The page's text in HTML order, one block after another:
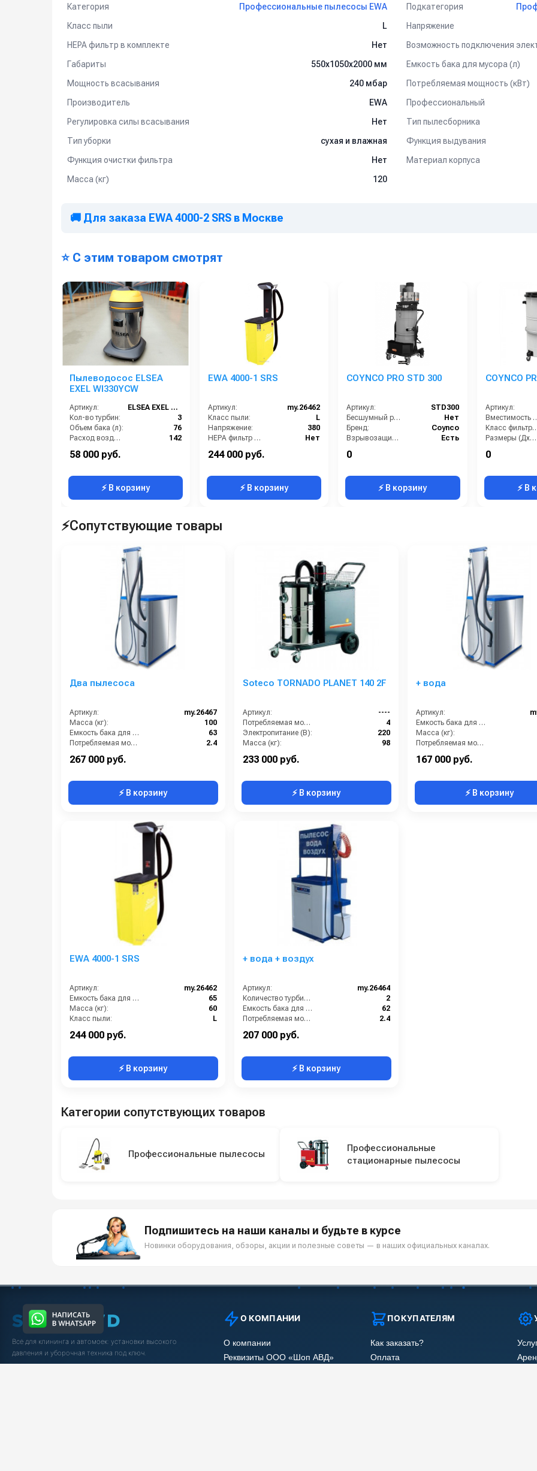
Категория
Профессиональные пылесосы EWA Подкатегория
Класс пыли
L Напряжение
HEPA фильтр в комплекте
Нет Возможность подключения
Габариты
550х1050х2000 мм Емкость бака для мусора (л)
Мощность всасывания
240 мбар Потребляемая мощность (кВт)
Производитель
EWA Профессиональный
Регулировка силы всасывания
Нет Тип пылесборника
Тип уборки
сухая и влажная Функция выдувания
Функция очистки фильтра
Нет Материал корпуса
Масса (кг)
120
🚚 Для заказа EWA 4000-2 SRS в Москве
⭐ С этим товаром смотрят
Пылеводосос ELSEA
EXEL WI330YCW
Артикул:
ELSEA EXEL WI330YCW
Кол-во турбин:
3
Объем бака (л):
76
Расход воздуха (л/сек):
142
Материал бака:
Мощность (Вт):
58 000 руб.
⚡ В корзину
EWA 4000-1 SRS
Артикул:
my.26462
Класс пыли:
L
Напряжение:
380
HEPA фильтр в комплекте:
Нет
Возможность подключения электрощетки:
Габариты:
244 000 руб.
⚡ В корзину
COYNCO PRO STD 300
Артикул:
STD300
Бесшумный режим работы:
Нет
Бренд:
Coynco
Взрывозащищенное исполнение:
Есть
0
⚡ В корзину
COYNCO
Артикул:
Класс
Размеры (ДхШхВ):
0
⚡ В
⚡Сопутствующие товары
Два пылесоса
Артикул:
my.26467
Масса (кг):
100
Емкость бака для мусора (л):
63
Потребляемая мощность (кВт):
2.4
267 000 руб.
⚡ В корзину
Soteco TORNADO PLANET 140 2F
Артикул:
----
Потребляемая мощность (кВт):
4
Электропитание (В):
220
Масса (кг):
98
233 000 руб.
⚡ В корзину
+ вода
Артикул:
Емкость бака для мусора (л):
Масса (кг):
Потребляемая мощность (кВт):
167 000 руб.
⚡ В корзину
EWA 4000-1 SRS
Артикул:
my.26462
Емкость бака для мусора (л):
65
Масса (кг):
60
Класс пыли:
L
244 000 руб.
⚡ В корзину
+ вода + воздух
Артикул:
my.26464
Количество турбин (шт):
2
Емкость бака для мусора (л):
62
Потребляемая мощность (кВт):
2.4
207 000 руб.
⚡ В корзину
Категории сопутствующих товаров
Профессиональные пылесосы
Профессиональные
стационарные пылесосы
Подпишитесь на наши каналы и будьте в курсе
Новинки оборудования, обзоры, акции и полезные советы — в наших официальных каналах.
Всё для клининга и автомоек: установки высокого
давления и уборочная техника под ключ.
О КОМПАНИИ
О компании
Реквизиты ООО «Шоп АВД»
ПОКУПАТЕЛЯМ
Как заказать?
Оплата